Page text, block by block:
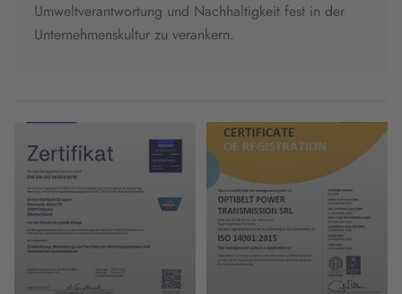
Umweltverantwortung und Nachhaltigkeit fest in der
Unternehmenskultur zu verankern.